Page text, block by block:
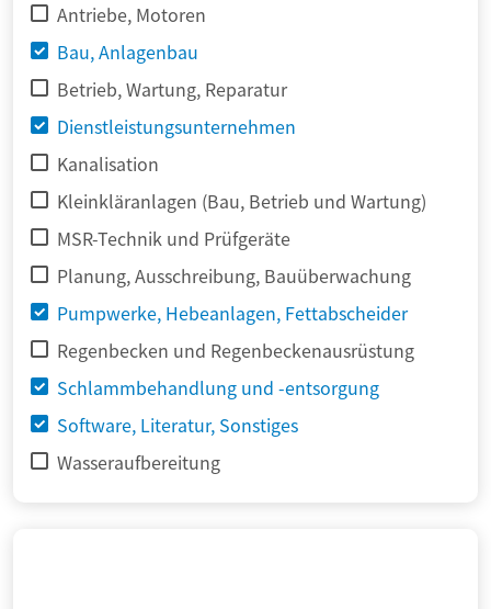
Antriebe, Motoren
Bau, Anlagenbau
Betrieb, Wartung, Reparatur
Dienstleistungsunternehmen
Kanalisation
Kleinkläranlagen (Bau, Betrieb und Wartung)
MSR-Technik und Prüfgeräte
Planung, Ausschreibung, Bauüberwachung
Pumpwerke, Hebeanlagen, Fettabscheider
Regenbecken und Regenbeckenausrüstung
Schlammbehandlung und -entsorgung
Software, Literatur, Sonstiges
Wasseraufbereitung